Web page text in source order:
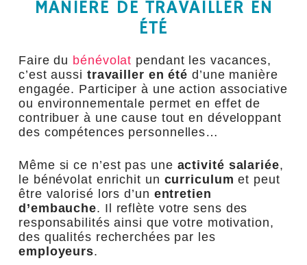
MANIÈRE DE TRAVAILLER EN
ÉTÉ
Faire du bénévolat pendant les vacances,
c’est aussi travailler en été d’une manière
engagée. Participer à une action associative
ou environnementale permet en effet de
contribuer à une cause tout en développant
des compétences personnelles…
Même si ce n’est pas une activité salariée,
le bénévolat enrichit un curriculum et peut
être valorisé lors d’un entretien
d’embauche. Il reflète votre sens des
responsabilités ainsi que votre motivation,
des qualités recherchées par les
employeurs.